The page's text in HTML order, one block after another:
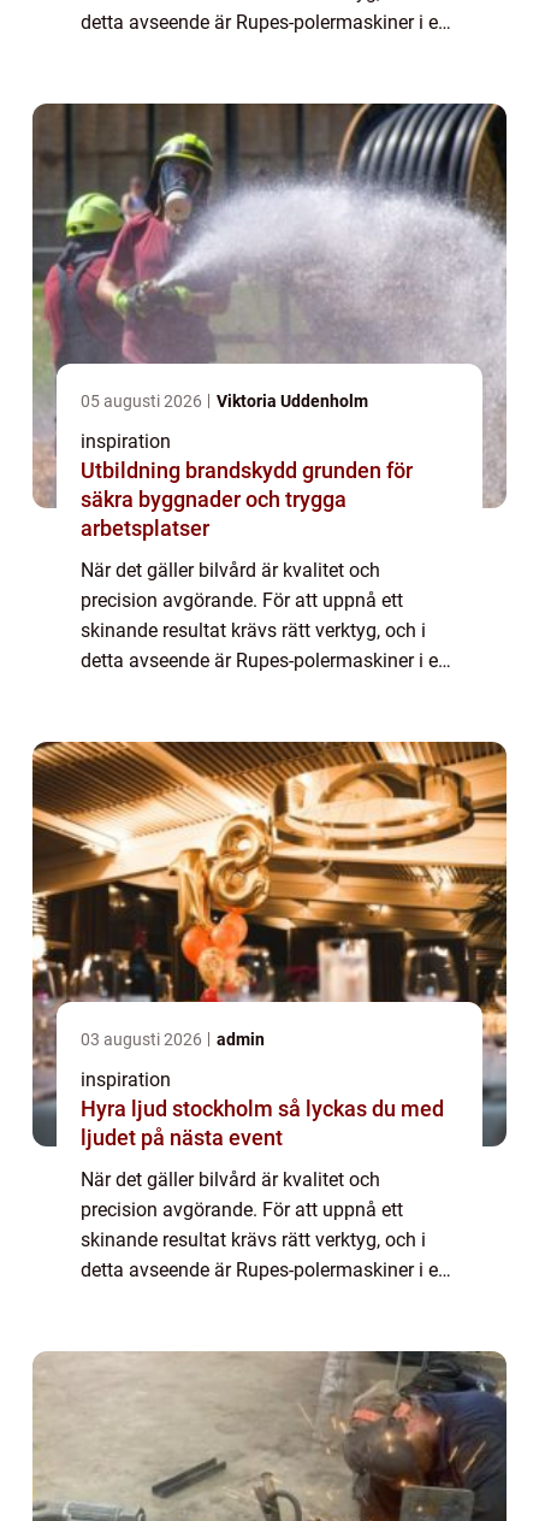
detta avseende är Rupes-polermaskiner i en
05 augusti 2026 Viktoria Uddenholm
inspiration
Utbildning brandskydd grunden för
säkra byggnader och trygga
arbetsplatser
När det gäller bilvård är kvalitet och
precision avgörande. För att uppnå ett
skinande resultat krävs rätt verktyg, och i
detta avseende är Rupes-polermaskiner i en
03 augusti 2026 admin
inspiration
Hyra ljud stockholm så lyckas du med
ljudet på nästa event
När det gäller bilvård är kvalitet och
precision avgörande. För att uppnå ett
skinande resultat krävs rätt verktyg, och i
detta avseende är Rupes-polermaskiner i en